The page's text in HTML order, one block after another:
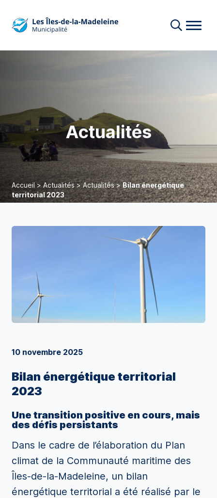
Actualités
Accueil>Actualités>Actualités>Bilan énergétique
territorial 2023
10 novembre 2025
Bilan énergétique territorial
2023
Une transition positive en cours, mais
des défis persistants
Dans le cadre de l’élaboration du Plan
climat de la Communauté maritime des
Îles-de-la-Madeleine, un bilan
énergétique territorial a été réalisé par le